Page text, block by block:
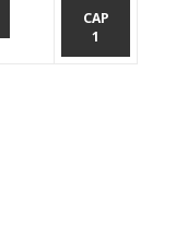
CAP
1